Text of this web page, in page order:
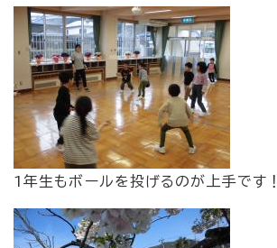
1年生もボールを投げるのが上手です！